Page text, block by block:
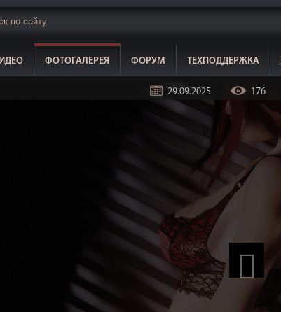
ФОТОГАЛЕРЕЯ ФОРУМ ТЕХПОДДЕРЖКА
29.09.2025 176